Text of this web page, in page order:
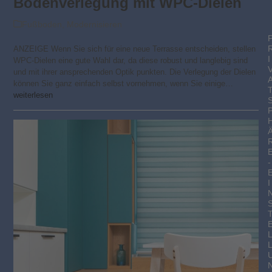
ANZEIGE Wenn Sie sich für eine neue Terrasse entscheiden, stellen
WPC-Dielen eine gute Wahl dar, da diese robust und langlebig sind
und mit ihrer ansprechenden Optik punkten. Die Verlegung der Dielen
können Sie ganz einfach selbst vornehmen, wenn Sie einige…
weiterlesen
I
-
I
L
L